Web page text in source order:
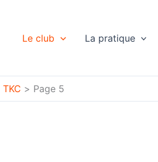
Le club La pratique
Page 5